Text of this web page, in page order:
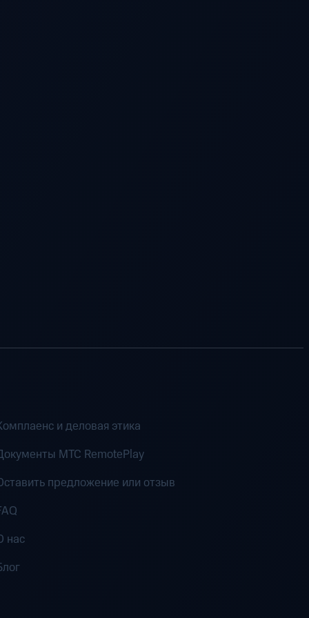
и деловая этика
MTC RemotePlay
предложение или отзыв
нас